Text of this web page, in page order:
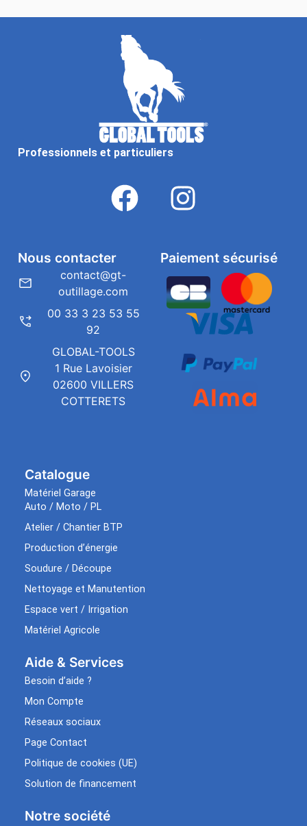
Professionnels et particuliers
Catalogue
Matériel Garage
Auto / Moto / PL
Atelier / Chantier BTP
Production d’énergie
Soudure / Découpe
Nettoyage et Manutention
Espace vert / Irrigation
Matériel Agricole
Aide & Services​
Besoin d’aide ?
Mon Compte
Réseaux sociaux
Page Contact
Politique de cookies (UE)
Solution de financement
Notre société
Paiement sécurisé
Nous contacter
contact@gt-
outillage.com
00 33 3 23 53 55
92
GLOBAL-TOOLS
1 Rue Lavoisier
02600 VILLERS
COTTERETS